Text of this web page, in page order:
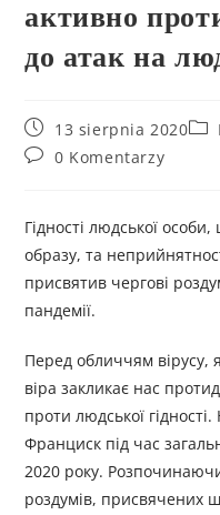
активно
до атак на
13 sierpnia 2020
0 Komentarzy
Гідності людської
образу, та
присвятив чергові
пандемії.
Перед обличчям вірусу,
віра закликає нас
проти людської
Франциск під час
2020 року.
роздумів, присвячених